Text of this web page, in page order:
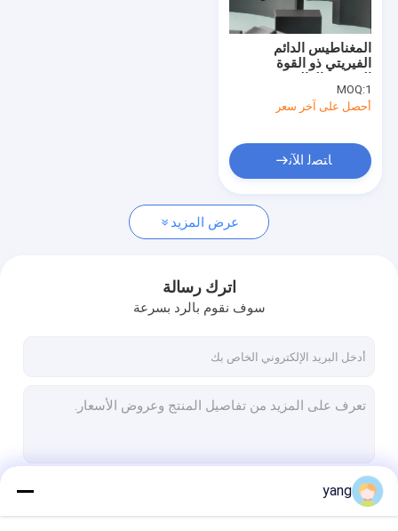
مغناطيس كتلة الفريت
مضخة المياه المغناطيس الفريت
المغناطيس الدائم
الفيريتي ذو القوة
مقاومة درجات الحرارة
العالية
MOQ:1
أحصل على آخر سعر
ﺎﺘﺼﻟ ﺍﻶﻧ
عرض المزيد
اترك رسالة
سوف نقوم بالرد بسرعة
yang